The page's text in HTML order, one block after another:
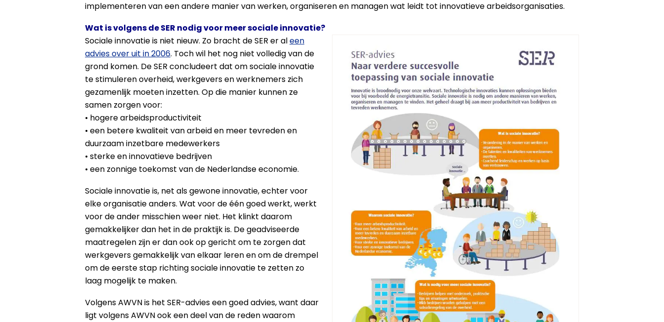
implementeren van een andere manier van werken, organiseren en managen wat leidt tot innovatieve arbeidsorganisaties.
Wat is volgens de SER nodig voor meer sociale innovatie?
Sociale innovatie is niet nieuw. Zo bracht de SER er aleen
advies over uit in 2006. Toch wil het nog niet volledig van de
grond komen. De SER concludeert dat om sociale innovatie
te stimuleren overheid, werkgevers en werknemers zich
gezamenlijk moeten inzetten. Op die manier kunnen ze
samen zorgen voor:
• hogere arbeidsproductiviteit
• een betere kwaliteit van arbeid en meer tevreden en
duurzaam inzetbare medewerkers
• sterke en innovatieve bedrijven
• een zonnige toekomst van de Nederlandse economie.
Sociale innovatie is, net als gewone innovatie, echter voor
elke organisatie anders. Wat voor de één goed werkt, werkt
voor de ander misschien weer niet. Het klinkt daarom
gemakkelijker dan het in de praktijk is. De geadviseerde
maatregelen zijn er dan ook op gericht om te zorgen dat
werkgevers gemakkelijk van elkaar leren en om de drempel
om de eerste stap richting sociale innovatie te zetten zo
laag mogelijk te maken.
Volgens AWVN is het SER-advies een goed advies, want daar
ligt volgens AWVN ook een deel van de reden waarom